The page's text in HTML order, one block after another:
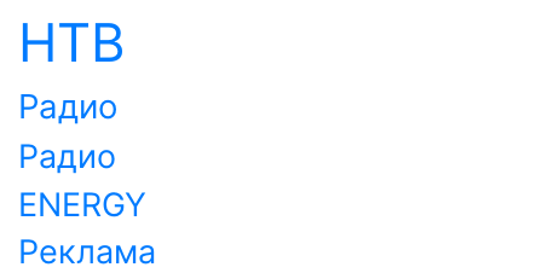
НТВ
Радио
Радио
ENERGY
Реклама